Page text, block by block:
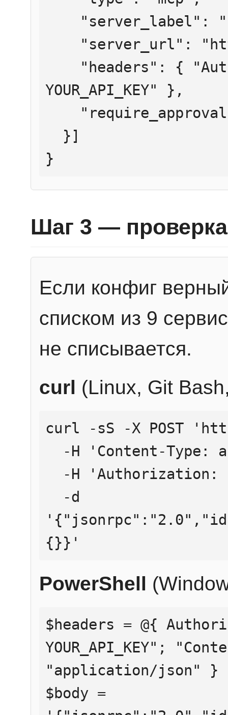
YOUR_API_KEY" },
}
Шаг 3 — проверка
Если конфиг
списком из 9
не списывается.
curl (Linux, Git
curl -sS -X POST
{}}'
PowerShell
$headers = @{
YOUR_API_KEY";
"application/json" }
$body =